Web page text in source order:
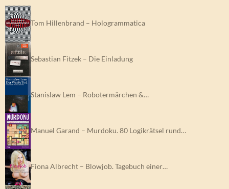
Tom Hillenbrand – Hologrammatica
Sebastian Fitzek – Die Einladung
Stanislaw Lem – Robotermärchen &…
Manuel Garand – Murdoku. 80 Logikrätsel rund…
Fiona Albrecht – Blowjob. Tagebuch einer…